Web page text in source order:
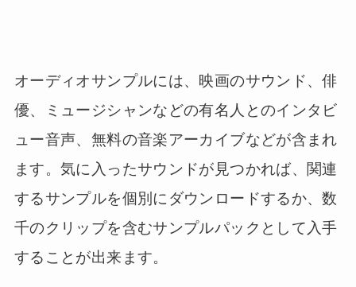
オーディオサンプルには、映画のサウンド、俳
優、ミュージシャンなどの有名人とのインタビ
ュー音声、無料の音楽アーカイブなどが含まれ
ます。気に入ったサウンドが見つかれば、関連
するサンプルを個別にダウンロードするか、数
千のクリップを含むサンプルパックとして入手
することが出来ます。